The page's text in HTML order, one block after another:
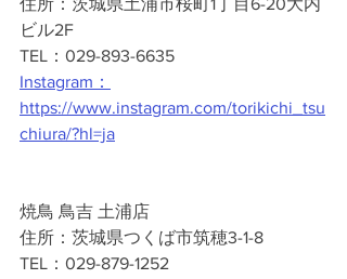
住所：茨城県土浦市桜町1丁目6-20大内
ビル2F
TEL：029-893-6635
Instagram：
https://www.instagram.com/torikichi_tsu
chiura/?hl=ja
焼鳥 鳥吉 土浦店
住所：茨城県つくば市筑穂3-1-8
TEL：029-879-1252